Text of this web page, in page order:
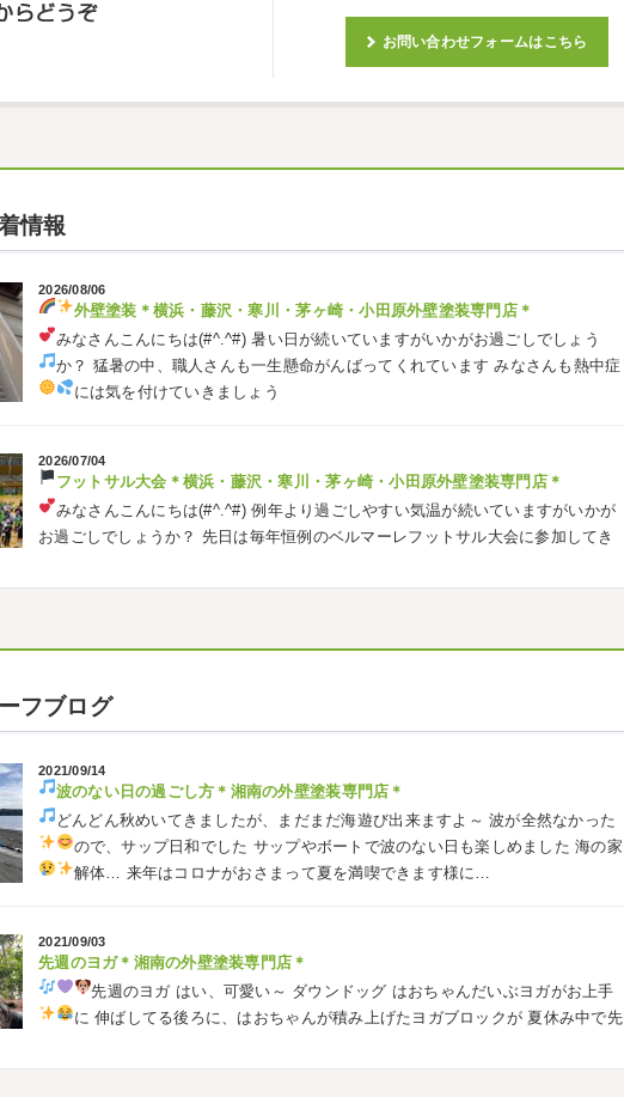
お問い合わせフォームはこちら
情報
2026/08/06
外壁塗装 ＊横浜・藤沢・寒川・茅ヶ崎・小田原外壁塗装専門店＊
みなさんこんにちは(#^.^#)暑い日が続いていますがいかがお過ごしでしょう
か？ 猛暑の中、職人さんも一生懸命がんばってくれています みなさんも熱中症
には気を付けていきましょう
2026/07/04
フットサル大会 ＊横浜・藤沢・寒川・茅ヶ崎・小田原外壁塗装専門店＊
みなさんこんにちは(#^.^#)例年より過ごしやすい気温が続いていますがいかが
お過ごしでしょうか？ 先日は毎年恒例のベルマーレフットサル大会に参加してき
ベルマーレ＊横浜・藤沢・寒川・茅ヶ崎・小田原外壁塗装専門店＊
ようと思います
も会えました今シーズンもよろしくお願いいたします
2026/05/02
自転車＊横浜・藤沢・寒川・茅ヶ崎・小田原外壁塗装専門店＊
みなさんこんにちは ＧＷはいかがお過ごしですか？ 先日は娘と海沿いにある
公園で自転車の練習に行ってきました今まではキックボード派だったので自転
2026/02/26
3連休＊横浜・藤沢・寒川・茅ヶ崎・小田原外壁塗装専門店＊
こんにちは♡ 今週は3連休明けからのスタートでしたね!! 皆様連休はいかがお過ご
フブログ
2021/09/14
波のない日の過ごし方 ＊湘南の外壁塗装専門店＊
どんどん秋めいてきましたが、まだまだ海遊び出来ますよ～ 波が全然なかった
ので、サップ日和でした サップやボートで波のない日も楽しめました 海の家
解体… 来年はコロナがおさまって夏を満喫できます様に…
2021/09/03
先週のヨガ＊湘南の外壁塗装専門店＊
先週のヨガはい、可愛い～ ダウンドッグ はおちゃんだいぶヨガがお上手
に 伸ばしてる後ろに、はおちゃんが積み上げたヨガブロックが 夏休み中で先